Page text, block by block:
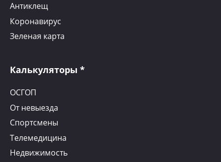
Антиклещ
Коронавирус
Зеленая карта
Калькуляторы *
ОСГОП
От невыезда
Спортсмены
Телемедицина
Недвижимость